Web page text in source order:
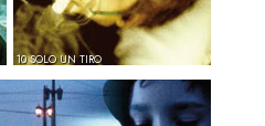
10 SOLO UN TIRO